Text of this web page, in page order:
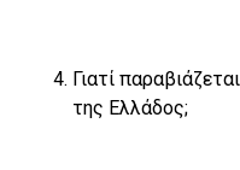
Γιατί
της Ελλάδος;